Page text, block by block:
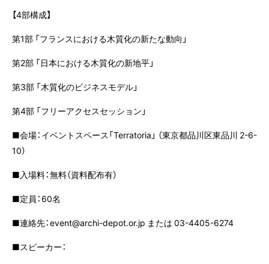
【4部構成】
第1部 「フランスにおける木質化の新たな動向」
第2部 「日本における木質化の新地平」
第3部 「木質化のビジネスモデル」
第4部 「フリーアクセスセッション」
■会場：イベントスペース「Terratoria」 （東京都品川区東品川 2-6-
10）
■入場料：無料（資料配布有）
■定員：60名
■連絡先：event@archi-depot.or.jp または 03-4405-6274
■スピーカー：